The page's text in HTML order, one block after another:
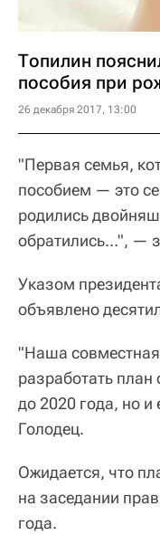
Топилин
пособия при
26 декабря 2017, 13:00
"Первая семья,
пособием — это
родились
обратились…", —
Указом
объявлено
"Наша
разработать
до 2020 года, но
Голодец.
Ожидается, что
на заседании
года.